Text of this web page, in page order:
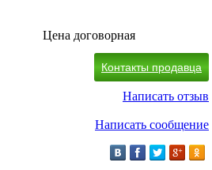
Цена договорная
Контакты продавца
Написать отзыв
Написать сообщение